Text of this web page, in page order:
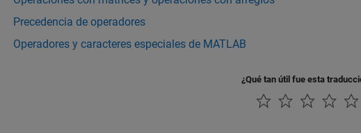
Precedencia de operadores
Operadores y caracteres especiales de MATLAB
¿Qué tan útil fue esta